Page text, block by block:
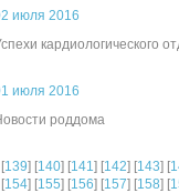
июля 2016
кардиологического
июля 2016
роддома
[139] [140] [141] [142] [143] [
[154] [155] [156] [157] [158] [